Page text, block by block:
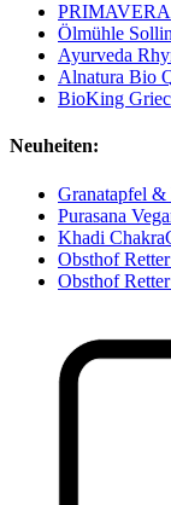
PRIMAVERA
Ölmühle
Ayurveda
Alnatura Bio
BioKing
Neuheiten:
Granatapfel &
Purasana
Khadi
Obsthof
Obsthof